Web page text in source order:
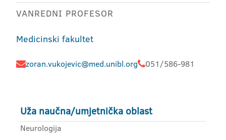
VANREDNI PROFESOR
Medicinski fakultet
zoran.vukojevic@med.unibl.org 051/586-981
Uža naučna/umjetnička oblast
Neurologija